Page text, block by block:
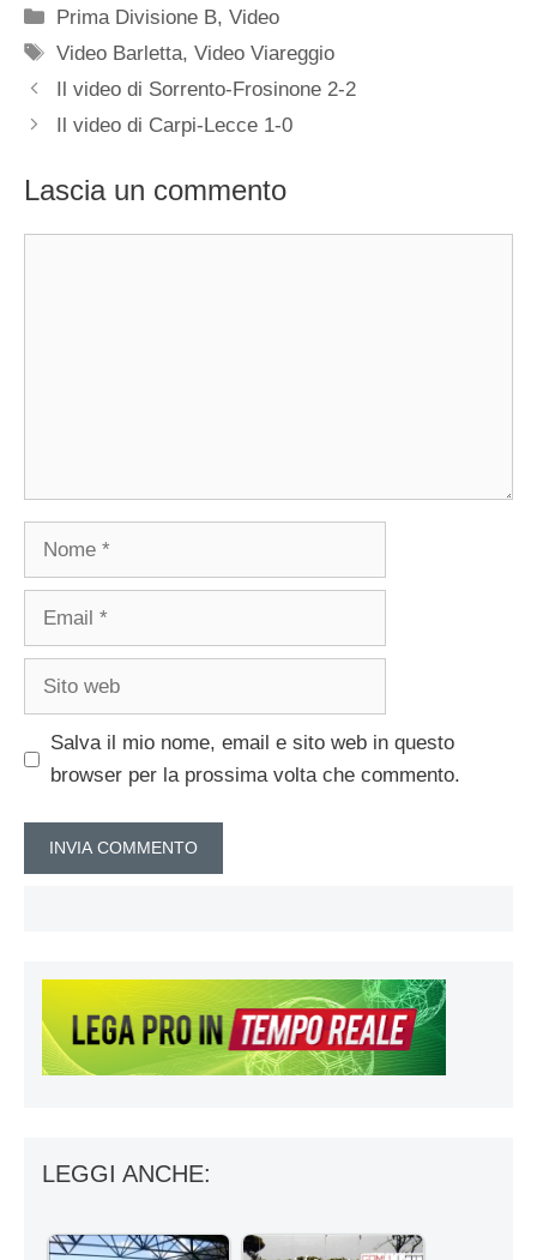
Categorie
Prima Divisione B,Video
Tag
Video Barletta,Video Viareggio
Il video di Sorrento-Frosinone 2-2
Il video di Carpi-Lecce 1-0
Lascia un commento
Nome
Email
Sito
Salva il mio nome, email e sito web in questo
browser per la prossima volta che commento.
LEGGI ANCHE: